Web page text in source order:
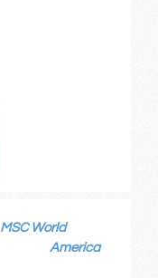
MSC World
America